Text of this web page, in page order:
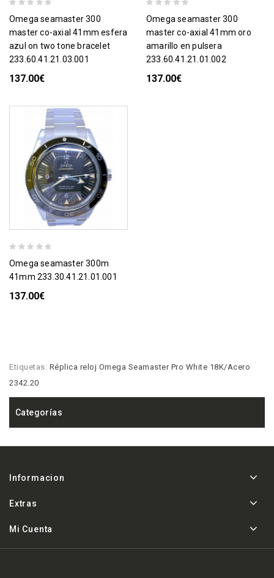
omega seamaster 300
master co-axial 41mm esfera
azul on two tone bracelet
233.60.41.21.03.001
137.00€
omega seamaster 300
master co-axial 41mm oro
amarillo en pulsera
233.60.41.21.01.002
137.00€
omega seamaster 300m
41mm 233.30.41.21.01.001
137.00€
Etiquetas: Réplica reloj Omega Seamaster Pro White 18K/Acero
2342.20
Categorías
Informacion
Extras
Mi Cuenta